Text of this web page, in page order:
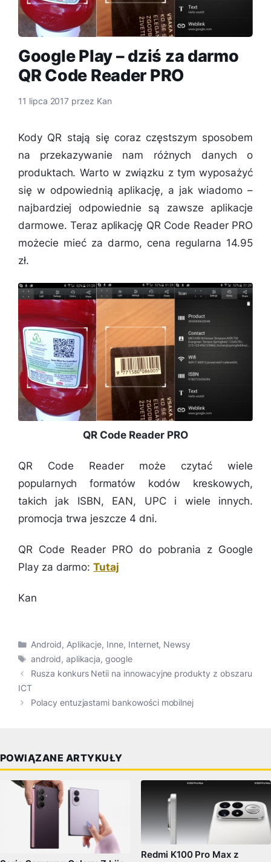
Google Play – dziś za darmo
QR Code Reader PRO
11 lipca 2017 przez Kan
Kody QR stają się coraz częstszym sposobem
na przekazywanie nam różnych danych o
produktach. Warto w związku z tym wyposażyć
się w odpowiednią aplikację, a jak wiadomo –
najbardziej odpowiednie są zawsze aplikacje
darmowe. Teraz aplikację QR Code Reader PRO
możecie mieć za darmo, cena regularna 14.95
zł.
QR Code Reader PRO
QR Code Reader może czytać wiele
popularnych formatów kodów kreskowych,
takich jak ISBN, EAN, UPC i wiele innych.
promocja trwa jeszcze 4 dni.
QR Code Reader PRO do pobrania z Google
Play za darmo:Tutaj
Kan
Kategorie
Android, Aplikacje, Inne, Internet, Newsy
Tagi
android, aplikacja,google
Rusza konkurs Netii na innowacyjne produkty z obszaru
ICT
Polacy entuzjastami bankowości mobilnej
POWIĄZANE ARTYKUŁY
Redmi K100 Pro Max z